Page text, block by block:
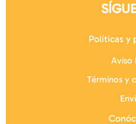
Políticas y
Aviso
Términos y